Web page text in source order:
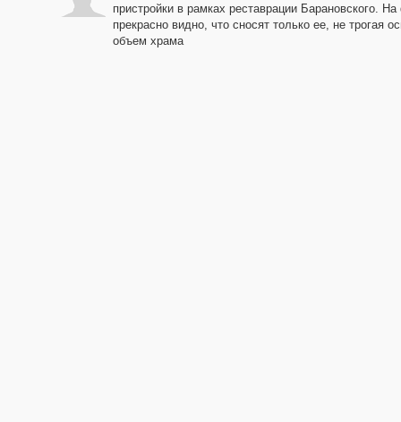
пристройки в рамках реставрации Барановского.
прекрасно видно, что сносят только ее, не трогая
объем храма